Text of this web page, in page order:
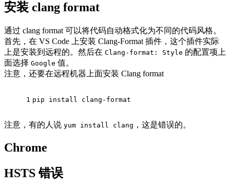
安装 clang format
通过 clang format 可以将代码自动格式化为不同的代码风格。
首先，在 VS Code 上安装 Clang-Format 插件，这个插件实际
上是安装到远程的。然后在 Clang-format: Style 的配置项上
面选择 Google 值。
注意，还要在远程机器上面安装 Clang format
1 pip install clang-format
注意，有的人说 yum install clang ，这是错误的。
Chrome
HSTS 错误